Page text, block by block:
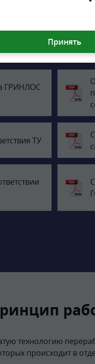
ГРИНЛОС
ТУ
технологию
происходит в